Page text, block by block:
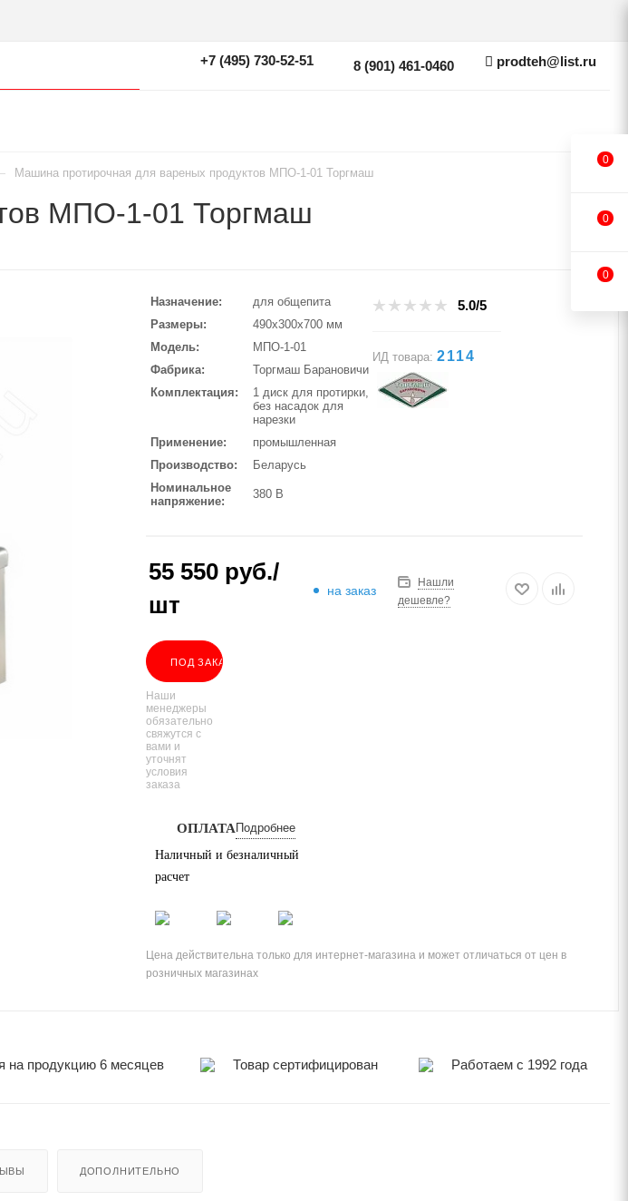
+7 (495) 730-52-51 8 (901) 461-0460 prodteh@list.ru
Машина протирочная для вареных продуктов МПО-1-01 Торгмаш
МПО-1-01 Торгмаш
Назначение
для общепита
Размеры
490х300х700 мм
Модель
МПО-1-01
Фабрика
Торгмаш Барановичи
Комплектация
1 диск для протирки,
без насадок для
нарезки
Применение
промышленная
Производство
Беларусь
Номинальное
напряжение
380 В
5.0/5
ИД товара: 2114
55 550 руб./
шт
на заказ
Нашли
дешевле?
ПОД ЗАКАЗ
Наши
менеджеры
обязательно
свяжутся с
вами и
уточнят
условия
заказа
ОПЛАТА Подробнее
Наличный и безналичный
расчет
Цена действительна только для интернет-магазина и может отличаться от цен в
розничных магазинах
на продукцию 6 месяцев Товар сертифицирован Работаем с 1992 года
ДОПОЛНИТЕЛЬНО
0
0
0